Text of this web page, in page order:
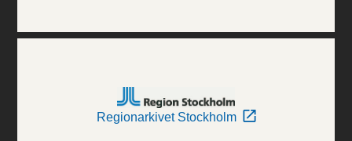
Regionarkivet Stockholm